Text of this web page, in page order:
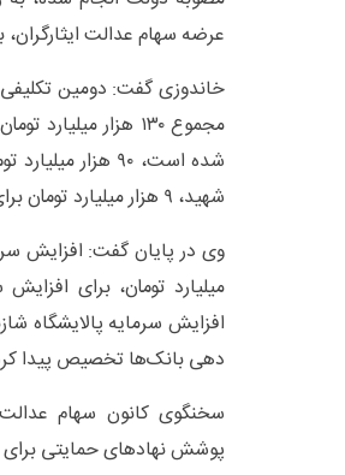
عرضه سهام عدالت
خاندوزی گفت: دومین
شهید، ۹ هزار میلیارد تومان برای صندوق بازنشستگی که تخصیص پیدا کرد.
میلیارد تومان، برای
افزایش سرمایه پالایشگاه
دهی بانک‌ها تخصیص پیدا
سخنگوی کانون سهام
پوشش نهادهای حمایتی